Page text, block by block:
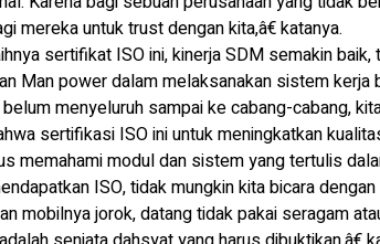
mereka untuk trust dengan kita,â€ katanya.
sertifikat ISO ini, kinerja SDM semakin
Man power dalam melaksanakan sistem
menyeluruh sampai ke cabang-cabang,
sertifikasi ISO ini untuk meningkatkan
memahami modul dan sistem yang tertulis
ISO, tidak mungkin kita bicara
mobilnya jorok, datang tidak pakai seragam